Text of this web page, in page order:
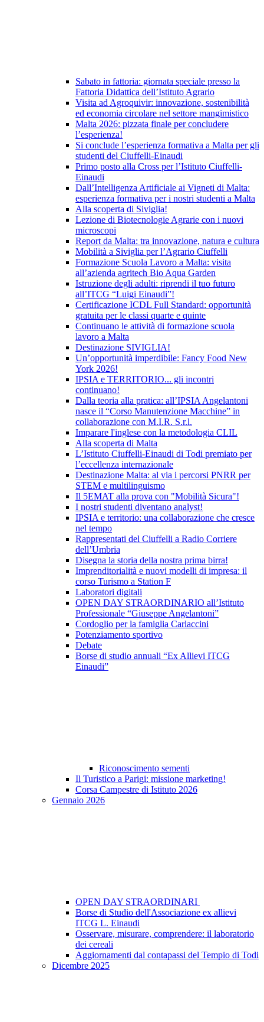
Sabato in fattoria: giornata speciale presso la
Fattoria Didattica dell’Istituto Agrario
Visita ad Agroquivir: innovazione, sostenibilità
ed economia circolare nel settore mangimistico
Malta 2026: pizzata finale per concludere
l’esperienza!
Si conclude l’esperienza formativa a Malta per gli
studenti del Ciuffelli-Einaudi
Primo posto alla Cross per l’Istituto Ciuffelli-
Einaudi
Dall’Intelligenza Artificiale ai Vigneti di Malta:
esperienza formativa per i nostri studenti a Malta
Alla scoperta di Siviglia!
Lezione di Biotecnologie Agrarie con i nuovi
microscopi
Report da Malta: tra innovazione, natura e cultura
Mobilità a Siviglia per l’Agrario Ciuffelli
Formazione Scuola Lavoro a Malta: visita
all’azienda agritech Bio Aqua Garden
Istruzione degli adulti: riprendi il tuo futuro
all’ITCG “Luigi Einaudi”!
Certificazione ICDL Full Standard: opportunità
gratuita per le classi quarte e quinte
Continuano le attività di formazione scuola
lavoro a Malta
Destinazione SIVIGLIA!
Un’opportunità imperdibile: Fancy Food New
York 2026!
IPSIA e TERRITORIO... gli incontri
continuano!
Dalla teoria alla pratica: all’IPSIA Angelantoni
nasce il “Corso Manutenzione Macchine” in
collaborazione con M.I.R. S.r.l.
Imparare l'inglese con la metodologia CLIL
Alla scoperta di Malta
L’Istituto Ciuffelli-Einaudi di Todi premiato per
l’eccellenza internazionale
Destinazione Malta: al via i percorsi PNRR per
STEM e multilinguismo
Il 5EMAT alla prova con "Mobilità Sicura"!
I nostri studenti diventano analyst!
IPSIA e territorio: una collaborazione che cresce
nel tempo
Rappresentati del Ciuffelli a Radio Corriere
dell’Umbria
Disegna la storia della nostra prima birra!
Imprenditorialità e nuovi modelli di impresa: il
corso Turismo a Station F
Laboratori digitali
OPEN DAY STRAORDINARIO all’Istituto
Professionale “Giuseppe Angelantoni”
Cordoglio per la famiglia Carlaccini
Potenziamento sportivo
Debate
Borse di studio annuali “Ex Allievi ITCG
Einaudi”
Riconoscimento sementi
Il Turistico a Parigi: missione marketing!
Corsa Campestre di Istituto 2026
Gennaio 2026
OPEN DAY STRAORDINARI
Borse di Studio dell'Associazione ex allievi
ITCG L. Einaudi
Osservare, misurare, comprendere: il laboratorio
dei cereali
Aggiornamenti dal contapassi del Tempio di Todi
Dicembre 2025